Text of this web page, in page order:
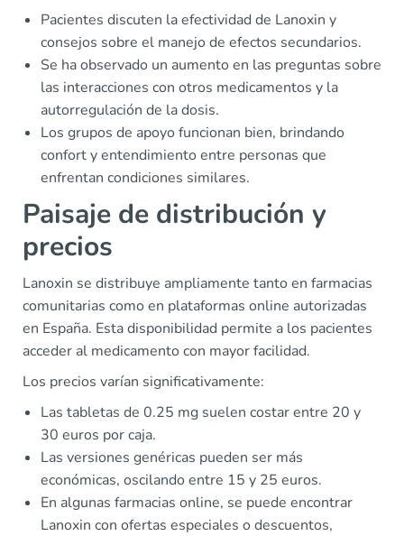
Pacientes discuten la efectividad de Lanoxin y
consejos sobre el manejo de efectos secundarios.
Se ha observado un aumento en las preguntas sobre
las interacciones con otros medicamentos y la
autorregulación de la dosis.
Los grupos de apoyo funcionan bien, brindando
confort y entendimiento entre personas que
enfrentan condiciones similares.
Paisaje de distribución y
precios
Lanoxin se distribuye ampliamente tanto en farmacias
comunitarias como en plataformas online autorizadas
en España. Esta disponibilidad permite a los pacientes
acceder al medicamento con mayor facilidad.
Los precios varían significativamente:
Las tabletas de 0.25 mg suelen costar entre 20 y
30 euros por caja.
Las versiones genéricas pueden ser más
económicas, oscilando entre 15 y 25 euros.
En algunas farmacias online, se puede encontrar
Lanoxin con ofertas especiales o descuentos,